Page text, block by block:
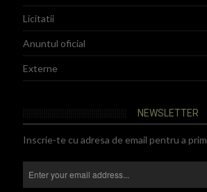
Licitatii
Anuntul oficial
Externe
NEWSLETTER
Inscrie-te cu adresa de email pentru a